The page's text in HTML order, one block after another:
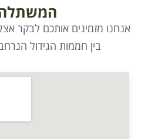
אנחנו מזמינים אותכם לבקר
בין חממות הגידול